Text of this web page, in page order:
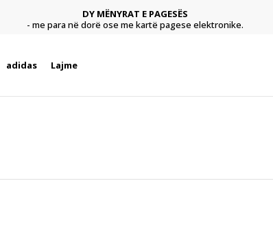
DY MËNYRAT E PAGESËS
- me para në dorë ose me kartë pagese elektronike.
adidas Lajme